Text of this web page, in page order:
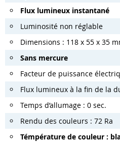
Flux lumineux instantané
Luminosité non réglable
Dimensions : 118 x 55 x 35
Sans mercure
Facteur de puissance
Flux lumineux à la fin de la
Temps d’allumage : 0 sec.
Rendu des couleurs : 72 Ra
Témpérature de couleur :